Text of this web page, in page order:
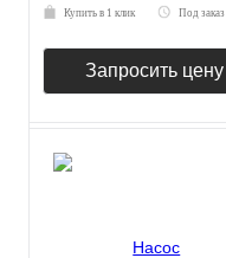
Купить в 1 клик Под заказ
Запросить цену